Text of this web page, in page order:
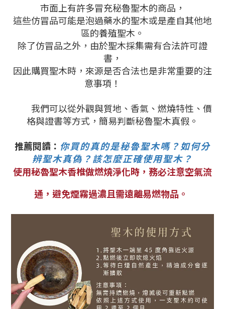
市面上有許多冒充秘魯聖木的商品 ，
這些仿冒品可能是泡過藥水的聖木或是產自其他地
區的養殖聖木。
除了仿冒品之外，由於聖木採集需有合法許可證
書，
因此購買聖木時，來源是否合法也是非常重要的注
意事項！
我們可以從外觀與質地、香氣、燃燒特性、價
格與證書等方式，簡易判斷秘魯聖木真假。
推薦閱讀： 你買的真的是秘魯聖木嗎？如何分
辨聖木真偽？該怎麼正確使用聖木？
使用秘魯聖木香椎做燃燒淨化時，務必注意空氣流
通，避免煙霧過濃且需遠離易燃物品。